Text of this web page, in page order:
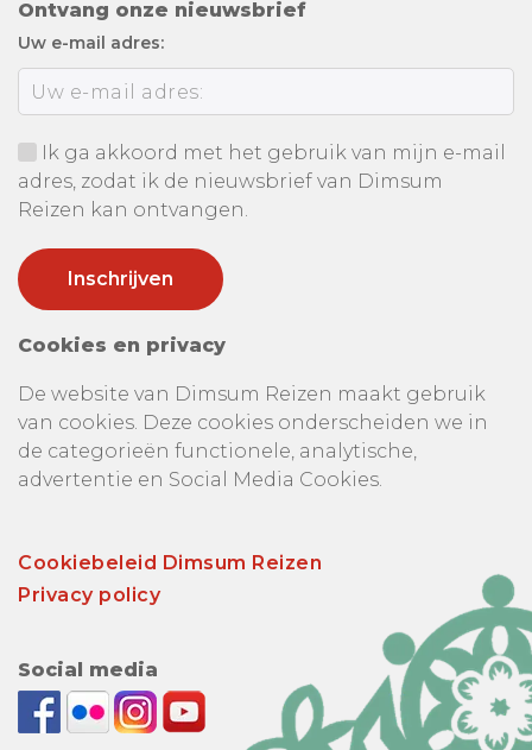
Ontvang onze nieuwsbrief
Uw e-mail adres:
Ik ga akkoord met het gebruik van mijn e-mail
adres, zodat ik de nieuwsbrief van Dimsum
Reizen kan ontvangen.
Cookies en privacy
De website van Dimsum Reizen maakt gebruik
van cookies. Deze cookies onderscheiden we in
de categorieën functionele, analytische,
advertentie en Social Media Cookies.
Cookiebeleid Dimsum Reizen
Privacy policy
Social media